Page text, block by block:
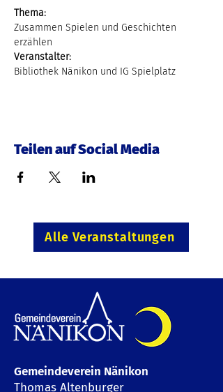
Thema:
Zusammen Spielen und Geschichten
erzählen
Veranstalter:
Bibliothek Nänikon und IG Spielplatz
Teilen auf Social Media
Alle Veranstaltungen
Gemeindeverein Nänikon
Thomas Altenburger